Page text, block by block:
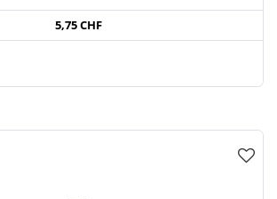
5,75 CHF